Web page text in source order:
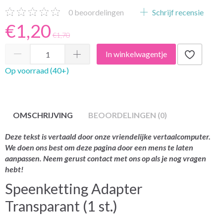
0 beoordelingen Schrijf recensie
€1,20 €1,70
In winkelwagentje
Op voorraad (40+)
OMSCHRIJVING BEOORDELINGEN (0)
Deze tekst is vertaald door onze vriendelijke vertaalcomputer.
We doen ons best om deze pagina door een mens te laten
aanpassen. Neem gerust contact met ons op als je nog vragen
hebt!
Speenketting Adapter
Transparant (1 st.)